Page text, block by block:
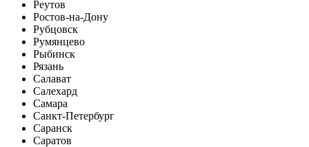
Реутов
Ростов-на-Дону
Рубцовск
Румянцево
Рыбинск
Рязань
Салават
Салехард
Самара
Санкт-Петербург
Саранск
Саратов